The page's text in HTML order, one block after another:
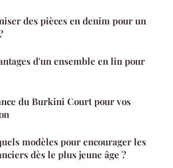
des pièces en denim pour un
d'un ensemble en lin pour
du Burkini Court pour vos
modèles pour encourager les
dès le plus jeune âge ?